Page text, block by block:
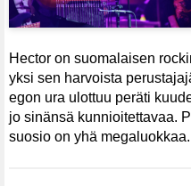
Hector on suomalaisen
yksi sen harvoista
egon ura ulottuu peräti
jo sinänsä kunnioitettavaa.
suosio on yhä megaluokkaa.